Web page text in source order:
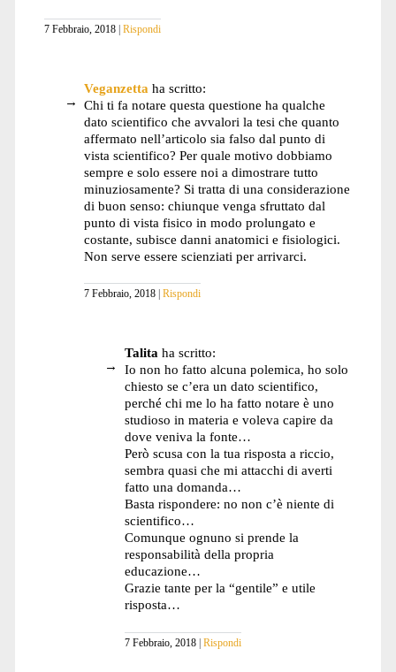
7 Febbraio, 2018 Rispondi
Veganzetta ha scritto:
Chi ti fa notare questa questione ha qualche
dato scientifico che avvalori la tesi che quanto
affermato nell’articolo sia falso dal punto di
vista scientifico? Per quale motivo dobbiamo
sempre e solo essere noi a dimostrare tutto
minuziosamente? Si tratta di una considerazione
di buon senso: chiunque venga sfruttato dal
punto di vista fisico in modo prolungato e
costante, subisce danni anatomici e fisiologici.
Non serve essere scienziati per arrivarci.
7 Febbraio, 2018 Rispondi
Talita ha scritto:
Io non ho fatto alcuna polemica, ho solo
chiesto se c’era un dato scientifico,
perché chi me lo ha fatto notare è uno
studioso in materia e voleva capire da
dove veniva la fonte…
Però scusa con la tua risposta a riccio,
sembra quasi che mi attacchi di averti
fatto una domanda…
Basta rispondere: no non c’è niente di
scientifico…
Comunque ognuno si prende la
responsabilità della propria
educazione…
Grazie tante per la “gentile” e utile
risposta…
7 Febbraio, 2018 Rispondi